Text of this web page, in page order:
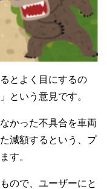
とよく目にするの
という意見です。
かった不具合を車両
減額するという、プ
す。
ので、ユーザーにと